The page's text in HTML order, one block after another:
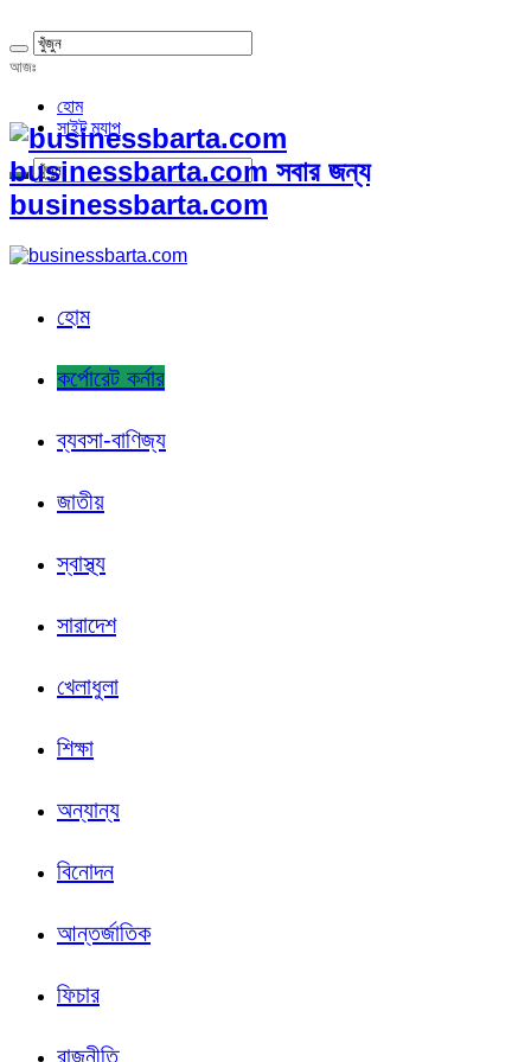
আজঃ
হোম
সাইট ম্যাপ
businessbarta.com সবার জন্য
businessbarta.com
হোম
কর্পোরেট কর্নার
ব্যবসা-বাণিজ্য
জাতীয়
স্বাস্থ্য
সারাদেশ
খেলাধুলা
শিক্ষা
অন্যান্য
বিনোদন
আন্তর্জাতিক
ফিচার
রাজনীতি